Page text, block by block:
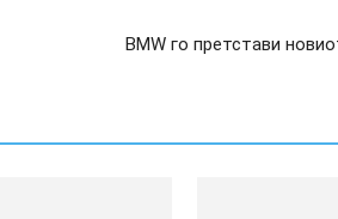
BMW го претстави